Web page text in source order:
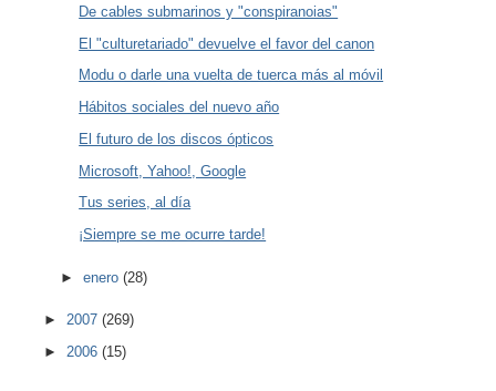
De cables submarinos y "conspiranoias"
El "culturetariado" devuelve el favor del canon
Modu o darle una vuelta de tuerca más al móvil
Hábitos sociales del nuevo año
El futuro de los discos ópticos
Microsoft, Yahoo!, Google
Tus series, al día
¡Siempre se me ocurre tarde!
►enero(28)
► 2007 (269)
► 2006 (15)